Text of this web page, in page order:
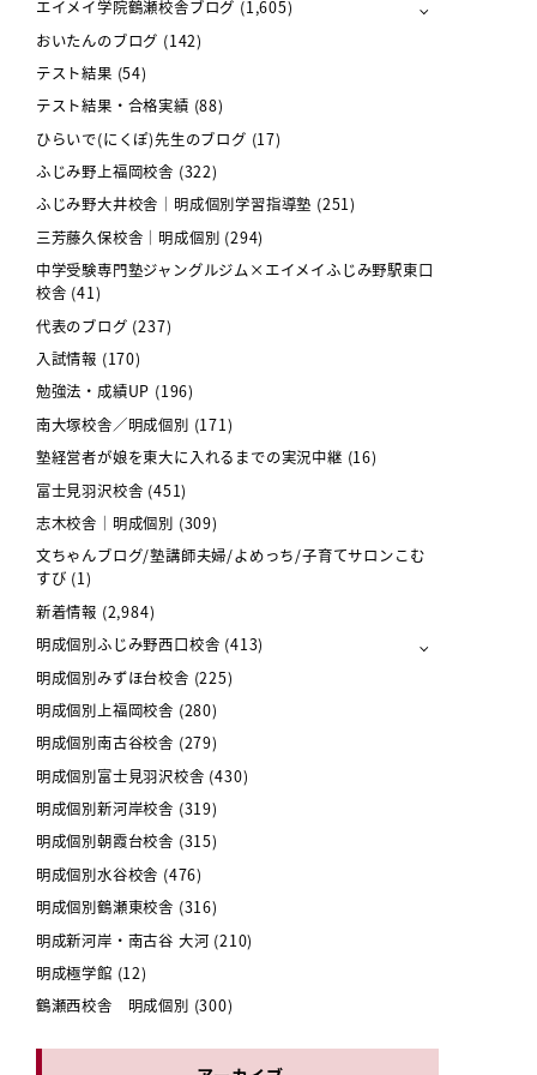
エイメイ学院鶴瀬校舎ブログ (1,605)
おいたんのブログ (142)
テスト結果 (54)
テスト結果・合格実績 (88)
ひらいで(にくぽ)先生のブログ (17)
ふじみ野上福岡校舎 (322)
ふじみ野大井校舎｜明成個別学習指導塾 (251)
三芳藤久保校舎｜明成個別 (294)
中学受験専門塾ジャングルジム×エイメイふじみ野駅東口
校舎 (41)
代表のブログ (237)
入試情報 (170)
勉強法・成績UP (196)
南大塚校舎／明成個別 (171)
塾経営者が娘を東大に入れるまでの実況中継 (16)
富士見羽沢校舎 (451)
志木校舎｜明成個別 (309)
文ちゃんブログ/塾講師夫婦/よめっち/子育てサロンこむ
すび (1)
新着情報 (2,984)
明成個別ふじみ野西口校舎 (413)
明成個別みずほ台校舎 (225)
明成個別上福岡校舎 (280)
明成個別南古谷校舎 (279)
明成個別富士見羽沢校舎 (430)
明成個別新河岸校舎 (319)
明成個別朝霞台校舎 (315)
明成個別水谷校舎 (476)
明成個別鶴瀬東校舎 (316)
明成新河岸・南古谷 大河 (210)
明成極学館 (12)
鶴瀬西校舎 明成個別 (300)